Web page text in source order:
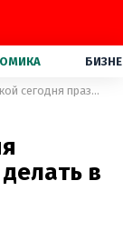
9 марта – какой сегодня праздник и что нельзя делать в этот день
в